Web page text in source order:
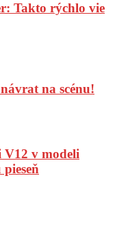
Takto rýchlo vie
na scénu!
V12 v modeli